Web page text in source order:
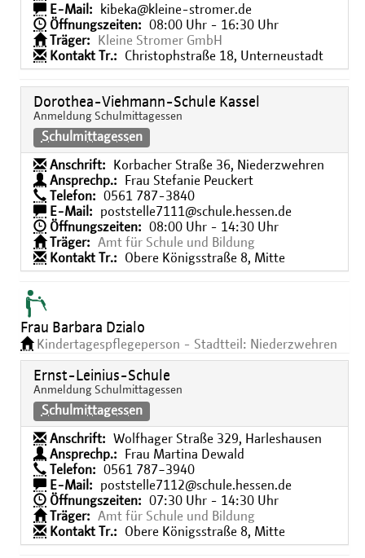
E-Mail:
kibeka@kleine-stromer.de
Öffnungszeiten:
08:00 Uhr - 16:30 Uhr
Träger:
Kleine Stromer GmbH
Kontakt Tr.:
Christophstraße 18, Unterneustadt
Dorothea-Viehmann-Schule Kassel
Anmeldung Schulmittagessen
Schulmittagessen
Anschrift:
Korbacher Straße 36, Niederzwehren
Ansprechp.:
Frau Stefanie Peuckert
Telefon:
0561 787-3840
E-Mail:
poststelle7111@schule.hessen.de
Öffnungszeiten:
08:00 Uhr - 14:30 Uhr
Träger:
Amt für Schule und Bildung
Kontakt Tr.:
Obere Königsstraße 8, Mitte
Frau Barbara Dzialo
Kindertagespflegeperson - Stadtteil: Niederzwehren
Ernst-Leinius-Schule
Anmeldung Schulmittagessen
Schulmittagessen
Anschrift:
Wolfhager Straße 329, Harleshausen
Ansprechp.:
Frau Martina Dewald
Telefon:
0561 787−3940
E-Mail:
poststelle7112@schule.hessen.de
Öffnungszeiten:
07:30 Uhr - 14:30 Uhr
Träger:
Amt für Schule und Bildung
Kontakt Tr.:
Obere Königsstraße 8, Mitte